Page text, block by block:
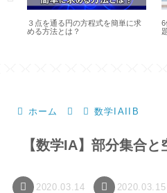
３点を通る円の方程式を簡単に求
める方法とは？
6
ホーム 数学IAIIB
【数学IA】部分集合と
2020.03.14 2020.03.15